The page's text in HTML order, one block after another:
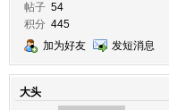
帖子 54
积分 445
加为好友
发短消息
大头